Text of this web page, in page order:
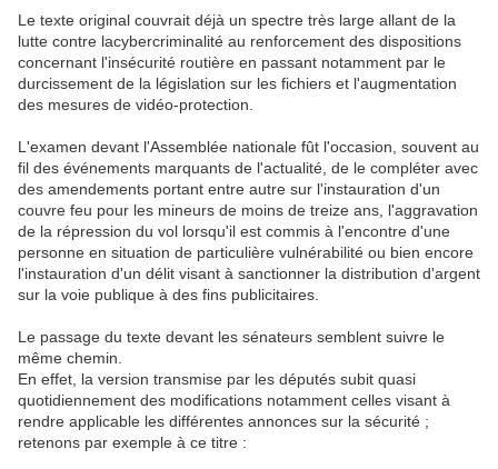
Le texte original couvrait déjà un spectre très large allant de la
lutte contre lacybercriminalité au renforcement des dispositions
concernant l'insécurité routière en passant notamment par le
durcissement de la législation sur les fichiers et l'augmentation
des mesures de vidéo-protection.
L'examen devant l'Assemblée nationale fût l'occasion, souvent au
fil des événements marquants de l'actualité, de le compléter avec
des amendements portant entre autre sur l'instauration d'un
couvre feu pour les mineurs de moins de treize ans, l'aggravation
de la répression du vol lorsqu'il est commis à l'encontre d'une
personne en situation de particulière vulnérabilité ou bien encore
l'instauration d'un délit visant à sanctionner la distribution d'argent
sur la voie publique à des fins publicitaires.
Le passage du texte devant les sénateurs semblent suivre le
même chemin.
En effet, la version transmise par les députés subit quasi
quotidiennement des modifications notamment celles visant à
rendre applicable les différentes annonces sur la sécurité ;
retenons par exemple à ce titre :